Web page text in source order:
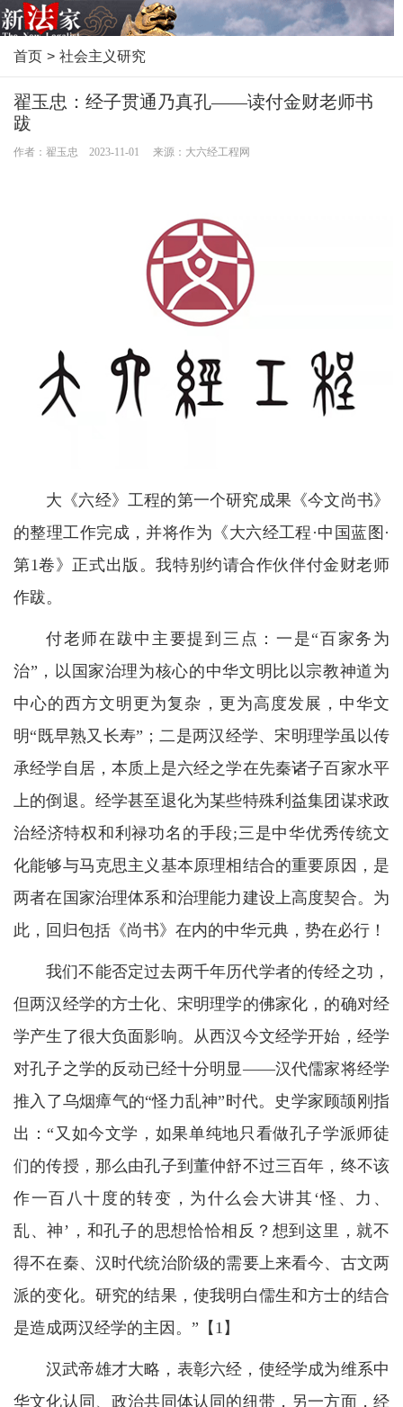
首页 > 社会主义研究
翟玉忠：经子贯通乃真孔——读付金财老师书
跋
作者：翟玉忠 2023-11-01 来源：大六经工程网
大《六经》工程的第一个研究成果《今文尚书》
的整理工作完成，并将作为《大六经工程·中国蓝图·
第1卷》正式出版。我特别约请合作伙伴付金财老师
作跋。
付老师在跋中主要提到三点：一是“百家务为
治”，以国家治理为核心的中华文明比以宗教神道为
中心的西方文明更为复杂，更为高度发展，中华文
明“既早熟又长寿”；二是两汉经学、宋明理学虽以传
承经学自居，本质上是六经之学在先秦诸子百家水平
上的倒退。经学甚至退化为某些特殊利益集团谋求政
治经济特权和利禄功名的手段;三是中华优秀传统文
化能够与马克思主义基本原理相结合的重要原因，是
两者在国家治理体系和治理能力建设上高度契合。为
此，回归包括《尚书》在内的中华元典，势在必行！
我们不能否定过去两千年历代学者的传经之功，
但两汉经学的方士化、宋明理学的佛家化，的确对经
学产生了很大负面影响。从西汉今文经学开始，经学
对孔子之学的反动已经十分明显——汉代儒家将经学
推入了乌烟瘴气的“怪力乱神”时代。史学家顾颉刚指
出：“又如今文学，如果单纯地只看做孔子学派师徒
们的传授，那么由孔子到董仲舒不过三百年，终不该
作一百八十度的转变，为什么会大讲其‘怪、力、
乱、神’，和孔子的思想恰恰相反？想到这里，就不
得不在秦、汉时代统治阶级的需要上来看今、古文两
派的变化。研究的结果，使我明白儒生和方士的结合
是造成两汉经学的主因。”【1】
汉武帝雄才大略，表彰六经，使经学成为维系中
华文化认同、政治共同体认同的纽带，另一方面，经